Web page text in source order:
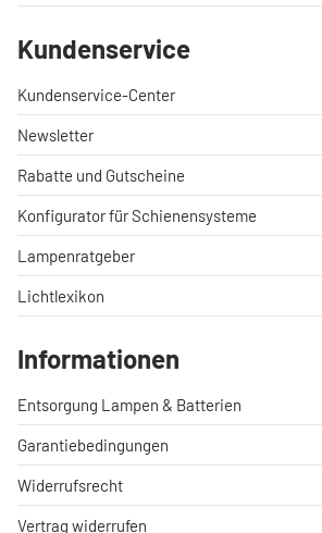
Kundenservice
Kundenservice-Center
Newsletter
Rabatte und Gutscheine
Konfigurator für Schienensysteme
Lampenratgeber
Lichtlexikon
Informationen
Entsorgung Lampen & Batterien
Garantiebedingungen
Widerrufsrecht
Vertrag widerrufen